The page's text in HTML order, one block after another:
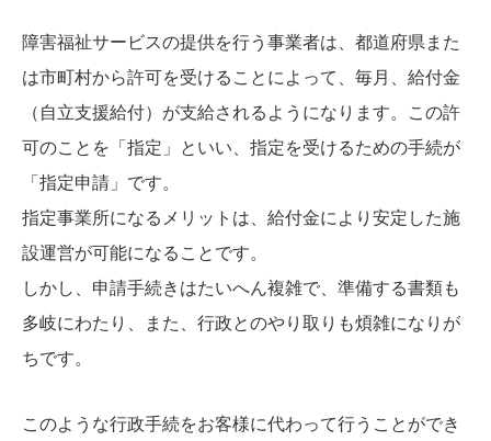
障害福祉サービスの提供を行う事業者は、都道府県また
は市町村から許可を受けることによって、毎月、給付金
（自立支援給付）が支給されるようになります。この許
可のことを「指定」といい、指定を受けるための手続が
「指定申請」です。
指定事業所になるメリットは、給付金により安定した施
設運営が可能になることです。
しかし、申請手続きはたいへん複雑で、準備する書類も
多岐にわたり、また、行政とのやり取りも煩雑になりが
ちです。
このような行政手続をお客様に代わって行うことができ